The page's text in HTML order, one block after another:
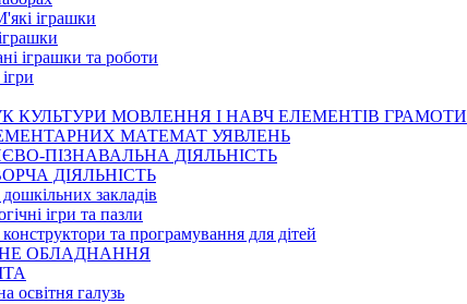
іграшки
іграшки та роботи
КУЛЬТУРИ МОВЛЕННЯ І НАВЧ ЕЛЕМЕНТІВ ГРАМОТИ
МАТЕМАТ УЯВЛЕНЬ
ПІЗНАВАЛЬНА ДІЯЛЬНІСТЬ
ДІЯЛЬНІСТЬ
закладів
ігри та пазли
та програмування для дітей
ОБЛАДНАННЯ
освітня галузь